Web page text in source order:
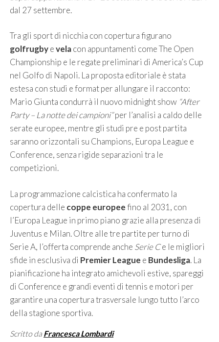
dal 27 settembre.
Tra gli sport di nicchia con copertura figurano
golfrugbyevelacon appuntamenti come The Open
Championship e le regate preliminari di America’s Cup
nel Golfo di Napoli. La proposta editoriale è stata
estesa con studi e format per allungare il racconto:
Mario Giunta condurrà il nuovo midnight show “After
Party – La notte dei campioni”per l’analisi a caldo delle
serate europee, mentre gli studi pre e post partita
saranno orizzontali su Champions, Europa League e
Conference, senza rigide separazioni tra le
competizioni.
La programmazione calcistica ha confermato la
copertura delle coppe europeefino al 2031, con
l’Europa League in primo piano grazie alla presenza di
Juventus e Milan. Oltre alle tre partite per turno di
Serie A, l’offerta comprende anche Serie Ce le migliori
sfide in esclusiva di Premier League e Bundesliga. La
pianificazione ha integrato amichevoli estive, spareggi
di Conference e grandi eventi di tennis e motori per
garantire una copertura trasversale lungo tutto l’arco
della stagione sportiva.
Scritto da Francesca Lombardi